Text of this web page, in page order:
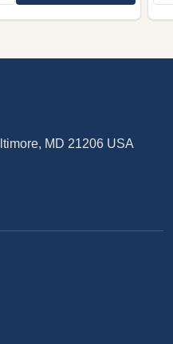
MD 21206 USA